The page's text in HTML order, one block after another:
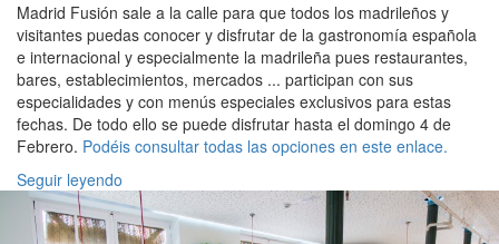
Madrid Fusión sale a la calle para que todos los madrileños y
visitantes puedas conocer y disfrutar de la gastronomía española
e internacional y especialmente la madrileña pues restaurantes,
bares, establecimientos, mercados ... participan con sus
especialidades y con menús especiales exclusivos para estas
fechas. De todo ello se puede disfrutar hasta el domingo 4 de
Febrero. Podéis consultar todas las opciones en este enlace.
Seguir leyendo